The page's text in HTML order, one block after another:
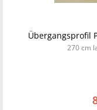
Übergangsprofil
270 cm